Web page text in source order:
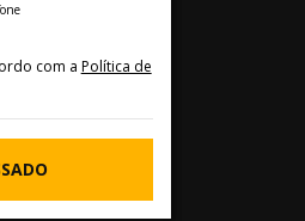
com a Política de